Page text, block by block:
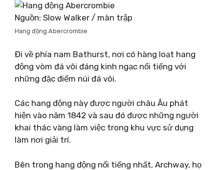
Nguồn: Slow Walker / màn trập
Hang động Abercrombie
Đi về phía nam Bathurst, nơi có hàng loạt hang
động vòm đá vôi đáng kinh ngạc nổi tiếng với
những đặc điểm núi đá vôi.
Các hang động này được người châu Âu phát
hiện vào năm 1842 và sau đó được những người
khai thác vàng làm việc trong khu vực sử dụng
làm nơi giải trí.
Bên trong hang động nổi tiếng nhất, Archway, họ